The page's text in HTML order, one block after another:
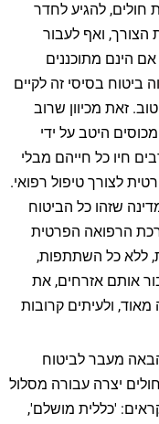
חולים, להגיע לחדר
הצורך, ואף לעבור
אם הינם מתוכננים
בסיסי זה לקיים
זאת מכיוון שרוב
היטב על ידי
חיו כל חייהם מבלי
לצורך טיפול רפואי.
שזהו כל הביטוח
הרפואה הפרטית
ללא כל השתתפות,
אותם אזרחים, את
ולעיתים קרובות
מעבר לביטוח
יצרה עבורה מסלול
'כללית מושלם',